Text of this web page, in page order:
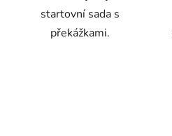
startovní sada s
překážkami.